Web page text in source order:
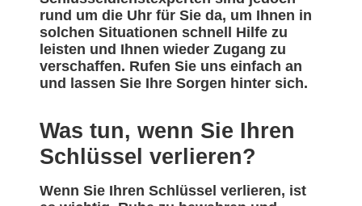
rund um die Uhr für Sie da, um Ihnen in
solchen Situationen schnell Hilfe zu
leisten und Ihnen wieder Zugang zu
verschaffen. Rufen Sie uns einfach an
und lassen Sie Ihre Sorgen hinter sich.
Was tun, wenn Sie Ihren
Schlüssel verlieren?
Wenn Sie Ihren Schlüssel verlieren, ist